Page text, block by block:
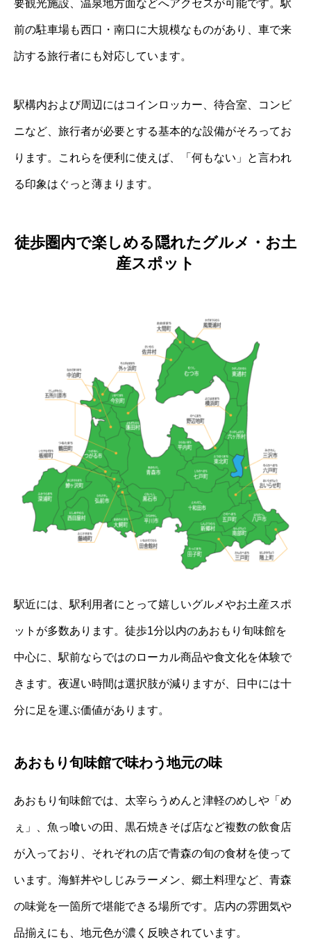
要観光施設、温泉地方面などへアクセスが可能です。駅
前の駐車場も西口・南口に大規模なものがあり、車で来
訪する旅行者にも対応しています。
駅構内および周辺にはコインロッカー、待合室、コンビ
ニなど、旅行者が必要とする基本的な設備がそろってお
ります。これらを便利に使えば、「何もない」と言われ
る印象はぐっと薄まります。
徒歩圏内で楽しめる隠れたグルメ・お土
産スポット
駅近には、駅利用者にとって嬉しいグルメやお土産スポ
ットが多数あります。徒歩1分以内のあおもり旬味館を
中心に、駅前ならではのローカル商品や食文化を体験で
きます。夜遅い時間は選択肢が減りますが、日中には十
分に足を運ぶ価値があります。
あおもり旬味館で味わう地元の味
あおもり旬味館では、太宰らうめんと津軽のめしや「め
ぇ」、魚っ喰いの田、黒石焼きそば店など複数の飲食店
が入っており、それぞれの店で青森の旬の食材を使って
います。海鮮丼やしじみラーメン、郷土料理など、青森
の味覚を一箇所で堪能できる場所です。店内の雰囲気や
品揃えにも、地元色が濃く反映されています。